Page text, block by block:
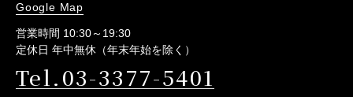
Google Map
営業時間 10:30～19:30
定休日 年中無休（年末年始を除く）
Tel.03-3377-5401